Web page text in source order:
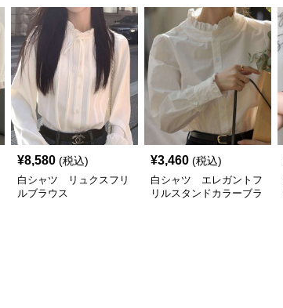
¥8,580 (税込)
白シャツ リュクスフリ
ルブラウス
¥3,460 (税込)
白シャツ エレガントフ
リルスタンドカラーブラ